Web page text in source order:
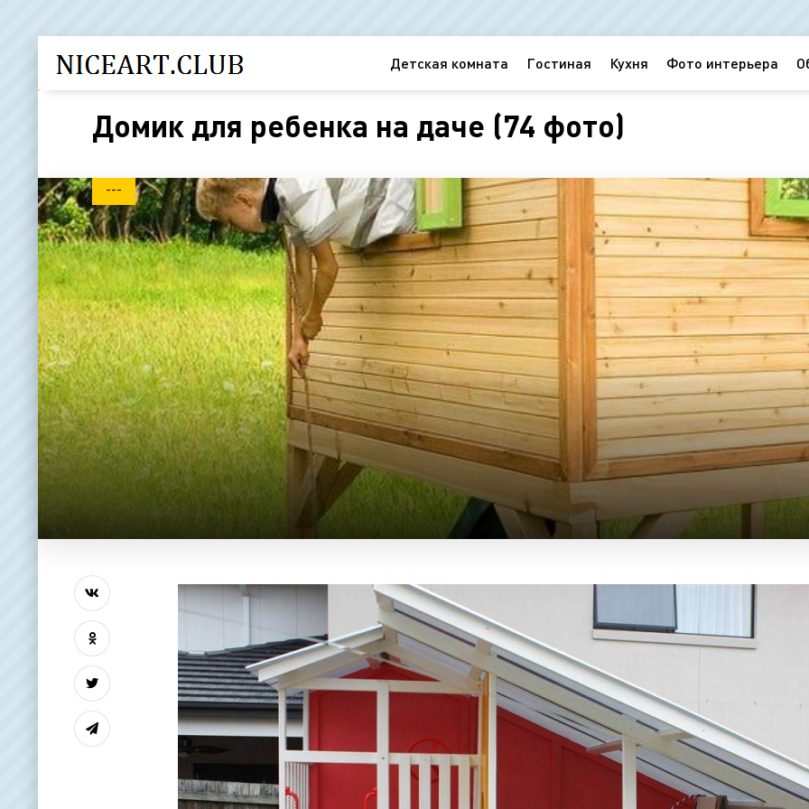
Детская комната Гостиная Кухня Фото интерьера
Домик для ребенка на даче (74 фото)
---